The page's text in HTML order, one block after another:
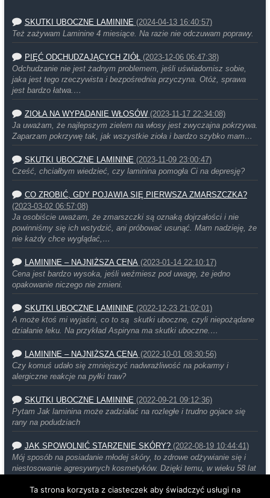
SKUTKI UBOCZNE LAMININE (2024-04-13 16:40:57)
Też zażywam Laminine 4 miesiące. Na razie nie odczuwam poprawy.
PIĘĆ ODCHUDZAJĄCYCH ZIÓŁ (2023-12-06 06:47:38)
Odchudzanie nie jest żadnym problemem, jeśli uświadomisz sobie,
jaka jest tego rzeczywista i bezpośrednia przyczyna. Otóż, sprawa
jest bardzo łatwa.…
ZIOŁA NA WYPADANIE WŁOSÓW (2023-11-17 22:34:08)
Ja uważam, że najlepszym zielem na włosy jest zwyczajna pokrzywa.
Zaparzam pokrzywę tak, jak wszystkie zioła i bardzo szybko mam…
SKUTKI UBOCZNE LAMININE (2023-11-09 23:00:47)
Cześć, chciałbym wiedzieć, czy laminina pomogła Ci na depresję?
CO ZROBIĆ, GDY POJAWIA SIĘ PIERWSZA ZMARSZCZKA?
(2023-03-02 06:57:08)
Ja osobiście uważam, że zmarszczki są oznaką dojrzałości i nie
powinniśmy się ich wstydzić, ani próbować usunąć. Mam nadzieję, że
nie każdy chce wyglądać,…
LAMININE – NAJNIŻSZA CENA (2023-01-14 22:10:17)
Cena jest bardzo wysoka, jeśli weźmiesz pod uwagę, że jedno
opakowanie niczego nie zmieni.
SKUTKI UBOCZNE LAMININE (2022-12-23 21:02:01)
A może ktoś mi wyjaśni, co to są skutki uboczne, czyli niepożądane
działanie leku. Na przykład Aspiryna ma skutki uboczne.…
LAMININE – NAJNIŻSZA CENA (2022-10-01 08:30:56)
Czy komuś udało się zmniejszyć nadwrażliwość na pokarmy i
alergiczne reakcje na pyłki traw?
SKUTKI UBOCZNE LAMININE (2022-09-21 09:12:36)
Pytam Jak laminina może zadziałać na rozległe i trudno gojace się
rany na podudziach
JAK SPOWOLNIĆ STARZENIE SKÓRY? (2022-08-19 10:44:41)
Mój sposób na posiadanie młodej skóry, to zdrowe odżywianie się i
niestosowanie agresywnych kosmetyków. Dzięki temu, w wieku 58 lat
Ta strona korzysta z ciasteczek aby świadczyć usługi na